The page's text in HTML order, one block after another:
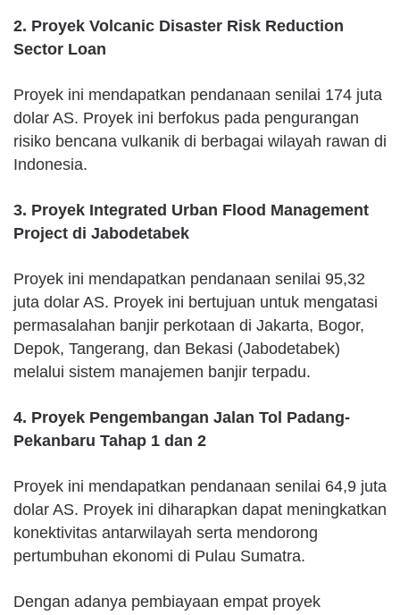
2. Proyek Volcanic Disaster Risk Reduction
Sector Loan
Proyek ini mendapatkan pendanaan senilai 174 juta
dolar AS. Proyek ini berfokus pada pengurangan
risiko bencana vulkanik di berbagai wilayah rawan di
Indonesia.
3. Proyek Integrated Urban Flood Management
Project di Jabodetabek
Proyek ini mendapatkan pendanaan senilai 95,32
juta dolar AS. Proyek ini bertujuan untuk mengatasi
permasalahan banjir perkotaan di Jakarta, Bogor,
Depok, Tangerang, dan Bekasi (Jabodetabek)
melalui sistem manajemen banjir terpadu.
4. Proyek Pengembangan Jalan Tol Padang-
Pekanbaru Tahap 1 dan 2
Proyek ini mendapatkan pendanaan senilai 64,9 juta
dolar AS. Proyek ini diharapkan dapat meningkatkan
konektivitas antarwilayah serta mendorong
pertumbuhan ekonomi di Pulau Sumatra.
Dengan adanya pembiayaan empat proyek